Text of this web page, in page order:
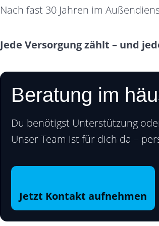
Nach fast 30 Jahren im
Jede Versorgung zählt – und
Beratung im
Du benötigst Unterstützung
Unser Team ist für dich da –
Jetzt Kontakt aufnehmen